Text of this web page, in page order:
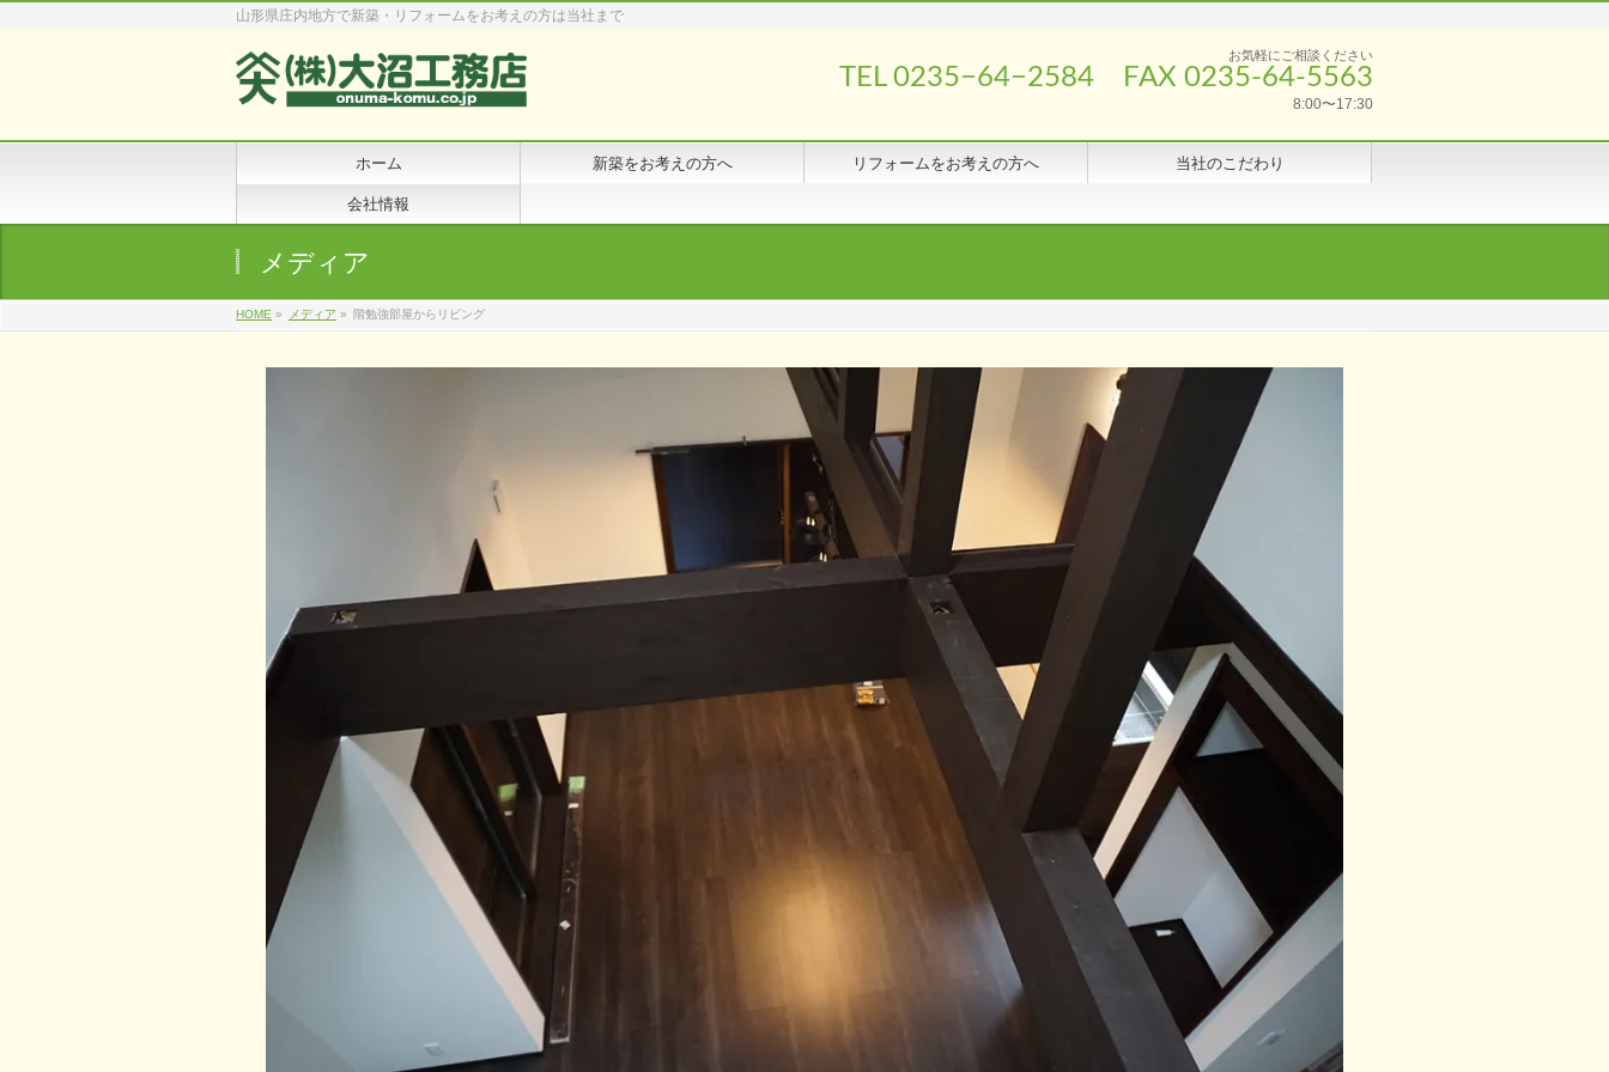
山形県庄内地方で新築・リフォームをお考えの方は当社まで
お気軽にご相談ください
TEL 0235−64−2584 FAX 0235-64-5563
8:00〜17:30
ホーム 新築をお考えの方へ リフォームをお考えの方へ 当社のこだわり
会社情報
メディア
HOME » メディア » 階勉強部屋からリビング